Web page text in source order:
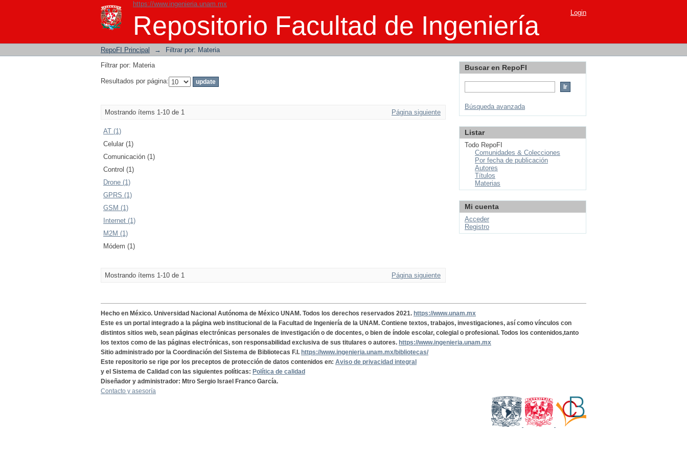
https://www.ingenieria.unam.mx
Repositorio Facultad de Ingeniería
Filtrar por: Materia Login
RepoFI Principal →
Filtrar por: Materia
Filtrar por: Materia
Resultados por página:
Mostrando ítems 1-10 de 1 Página siguiente
AT (1)
Celular (1)
Comunicación (1)
Control (1)
Drone (1)
GPRS (1)
GSM (1)
Internet (1)
M2M (1)
Módem (1)
Mostrando ítems 1-10 de 1 Página siguiente
Buscar en RepoFI
Búsqueda avanzada
Listar
Todo RepoFI
Comunidades & Colecciones
Por fecha de publicación
Autores
Títulos
Materias
Mi cuenta
Acceder
Registro
Hecho en México. Universidad Nacional Autónoma de México UNAM. Todos los derechos reservados 2021. https://www.unam.mx
Este es un portal integrado a la página web institucional de la Facultad de Ingeniería de la UNAM. Contiene textos, trabajos, investigaciones, así como vínculos con
distintos sitios web, sean páginas electrónicas personales de investigación o de docentes, o bien de índole escolar, colegial o profesional. Todos los contenidos,tanto
los textos como de las páginas electrónicas, son responsabilidad exclusiva de sus titulares o autores. https://www.ingenieria.unam.mx
Sitio administrado por la Coordinación del Sistema de Bibliotecas F.I. https://www.ingenieria.unam.mx/bibliotecas/
Este repositorio se rige por los preceptos de protección de datos contenidos en: Aviso de privacidad integral
y el Sistema de Calidad con las siguientes políticas: Política de calidad
Diseñador y administrador: Mtro Sergio Israel Franco García.
Contacto y asesoría